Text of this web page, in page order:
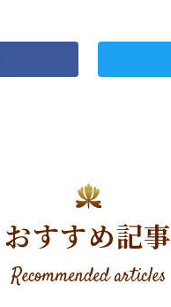
おすすめ記事
Recommended articles